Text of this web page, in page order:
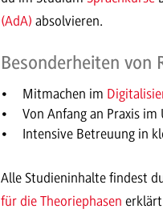
(AdA) absolvieren.
Besonderheiten von
Mitmachen im
Von Anfang an Praxis
Intensive Betreuung in
Alle Studieninhalte findest
für die Theoriephasen